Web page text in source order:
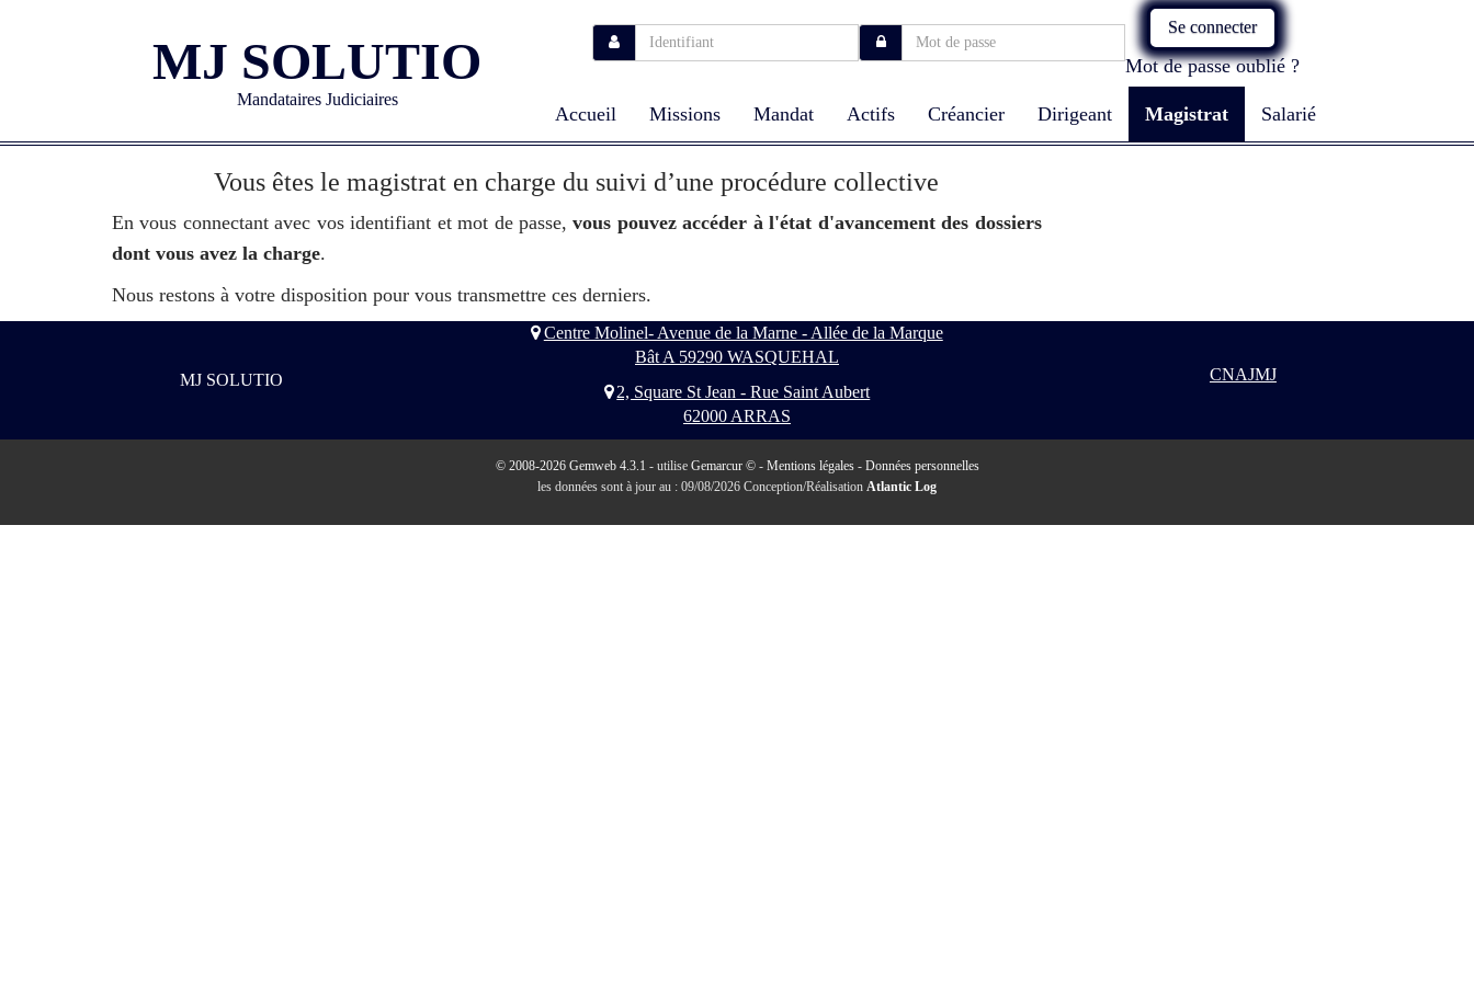
MJ SOLUTIO
Mandataires Judiciaires
Se connecter
Mot de passe oublié ?
Accueil Missions Mandat Actifs Créancier Dirigeant Magistrat Salarié
Vous êtes le magistrat en charge du suivi d’une procédure collective
En vous connectant avec vos identifiant et mot de passe,vous pouvez accéder à l'état d'avancement des dossiers
dont vous avez la charge.
Nous restons à votre disposition pour vous transmettre ces derniers.
MJ SOLUTIO
Centre Molinel- Avenue de la Marne - Allée de la Marque
Bât A 59290 WASQUEHAL
2, Square St Jean - Rue Saint Aubert
62000 ARRAS
CNAJMJ
© 2008-2026 Gemweb 4.3.1 - utilise Gemarcur ©- Mentions légales- Données personnelles
les données sont à jour au : 09/08/2026 Conception/Réalisation Atlantic Log